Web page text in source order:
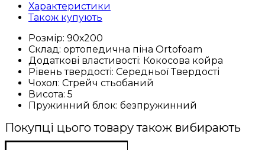
Характеристики
Також купують
Розмір: 90х200
Склад: ортопедична піна Ortofoam
Додаткові властивості: Кокосова койра
Рівень твердості: Середньої Твердості
Чохол: Стрейч стьобаний
Висота: 5
Пружинний блок: безпружинний
Покупці цього товару також вибирають